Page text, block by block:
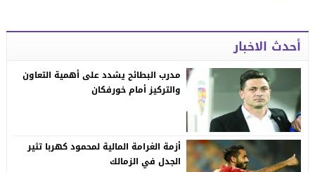
أحدث الاخبار
مدرب البطائح يشدد على أهمية التعاون
والتركيز أمام خورفكان
أزمة الغرامة المالية لمحمود كهربا تثير
الجدل في الزمالك